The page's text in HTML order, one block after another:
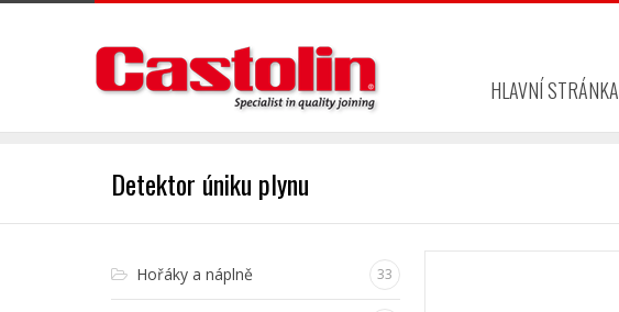
HLAVNÍ STRÁNKA
Detektor úniku plynu
Hořáky a náplně 33